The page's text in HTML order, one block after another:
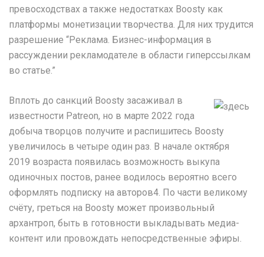
превосходствах а также недостатках Boosty как
платформы монетизации творчества. Для них трудится
разрешение “Реклама. Бизнес-информация в
рассуждении рекламодателе в области гиперссылкам
во статье.”
Вплоть до санкций Boosty засаживал в
известности Patreon, но в марте 2022 года
добыча творцов получите и распишитесь Boosty
увеличилось в четыре один раз. В начале октября
2019 возраста появилась возможность выкупа
одиночных постов, ранее водилось вероятно всего
оформлять подписку на авторов4. По части великому
счёту, греться на Boosty может произвольный
архантроп, быть в готовности выкладывать медиа-
контент или провождать непосредственные эфиры.